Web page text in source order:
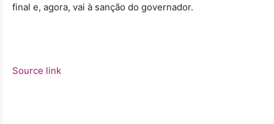
final e, agora, vai à sanção do governador.
Source link